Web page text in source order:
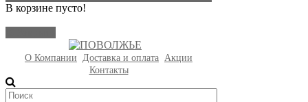
В корзине пусто!
О Компании Доставка и оплата Акции
Контакты